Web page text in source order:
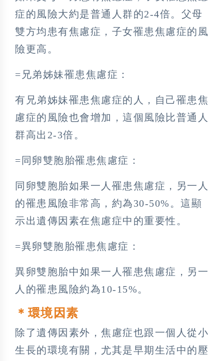
症的風險大約是普通人群的2-4倍。父母
雙方均患有焦慮症，子女罹患焦慮症的風
險更高。
=兄弟姊妹罹患焦慮症：
有兄弟姊妹罹患焦慮症的人，自己罹患焦
慮症的風險也會增加，這個風險比普通人
群高出2-3倍。
=同卵雙胞胎罹患焦慮症：
同卵雙胞胎如果一人罹患焦慮症，另一人
的罹患風險非常高，約為30-50%。這顯
示出遺傳因素在焦慮症中的重要性。
=異卵雙胞胎罹患焦慮症：
異卵雙胞胎中如果一人罹患焦慮症，另一
人的罹患風險約為10-15%。
＊環境因素
除了遺傳因素外，焦慮症也跟一個人從小
生長的環境有關，尤其是早期生活中的壓